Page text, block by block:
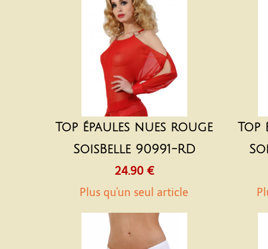
Top épaules nues rouge
SoisBelle 90991-RD
24.90 €
Plus qu'un seul article
Top